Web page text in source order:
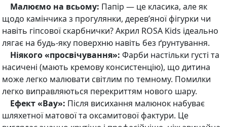
Малюємо на всьому: Папір — це класика, але як
щодо камінчика з прогулянки, дерев’яної фігурки чи
навіть гіпсової скарбнички? Акрил ROSA Kids ідеально
лягає на будь-яку поверхню навіть без ґрунтування.
Ніякого «просвічування»: Фарби настільки густі та
насичені (мають кремову консистенцію), що дитина
може легко малювати світлим по темному. Помилки
легко виправляються перекриттям нового шару.
Ефект «Вау»: Після висихання малюнок набуває
шляхетної матової та оксамитової фактури. Це